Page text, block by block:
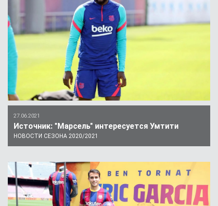
НОВОСТИ СЕЗОНА 2020/2021
Источник: "Марсель" интересуется Умтити
27.06.2021